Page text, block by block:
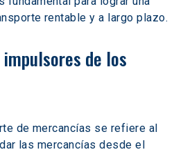
rentable y a largo plazo.
de los
de mercancías se refiere al
las mercancías desde el